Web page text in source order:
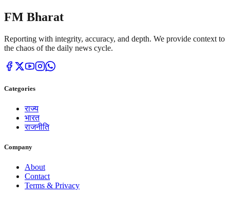
FM Bharat
Reporting with integrity, accuracy, and depth. We provide context to
the chaos of the daily news cycle.
Categories
राज्य
भारत
राजनीति
Company
About
Contact
Terms & Privacy